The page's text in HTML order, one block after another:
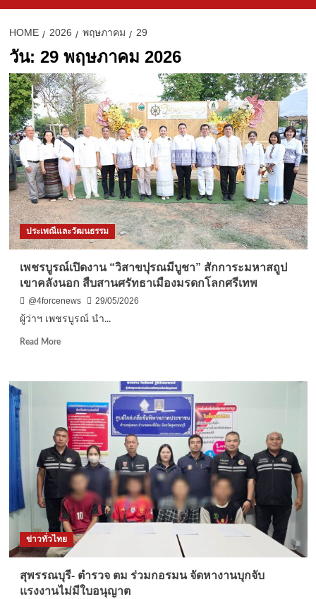
HOME 2026 พฤษภาคม 29
วัน: 29 พฤษภาคม 2026
ประเพณีและวัฒนธรรม
เพชรบูรณ์เปิดงาน “วิสาขปุรณมีบูชา” สักการะมหาสถูป
เขาคลังนอก สืบสานศรัทธาเมืองมรดกโลกศรีเทพ
@4forcenews
29/05/2026
ผู้ว่าฯ เพชรบูรณ์ นำ...
Read MoreRead
เพชรบูรณ์
งาน
“วิสาข
ปุ
รณ
มี
บูชา”
สัก
กา
ระ
มหา
สถูป
เขา
คลัง
นอก
สืบสาน
ข่าวทั่วไทย
สุพรรณบุรี- ตำรวจ ตม ร่วมกอรมน จัดหางานบุกจับ
แรงงานไม่มีใบอนุญาต